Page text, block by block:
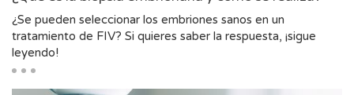
¿Se pueden seleccionar los embriones sanos en un
tratamiento de FIV? Si quieres saber la respuesta, ¡sigue
leyendo!